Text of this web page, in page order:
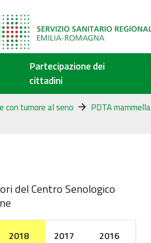
Partecipazione dei
cittadini
con tumore al seno PDTA mammella
del Centro Senologico
2018 2017 2016